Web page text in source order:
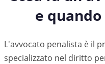
e
L'avvocato penalista è il
specializzato nel diritto